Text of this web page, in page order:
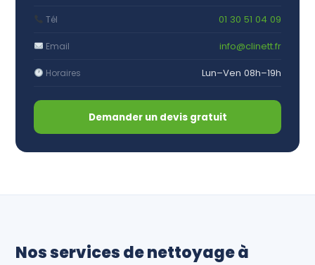
Tél 01 30 51 04 09
Email info@clinett.fr
Horaires Lun–Ven 08h–19h
Demander un devis gratuit
Nos services de nettoyage à